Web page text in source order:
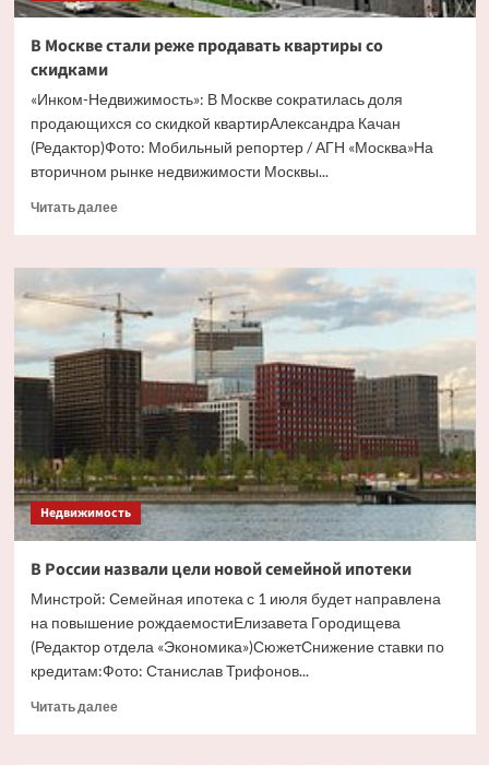
В Москве стали реже продавать квартиры со
скидками
«Инком-Недвижимость»: В Москве сократилась доля
продающихся со скидкой квартирАлександра Качан
(Редактор)Фото: Мобильный репортер / АГН «Москва»На
вторичном рынке недвижимости Москвы...
Читать далееПрочитать
В
Москве
стали
реже
продавать
квартиры
со
скидками
Недвижимость
В России назвали цели новой семейной ипотеки
Минстрой: Семейная ипотека с 1 июля будет направлена
на повышение рождаемостиЕлизавета Городищева
(Редактор отдела «Экономика»)СюжетСнижение ставки по
кредитам:Фото: Станислав Трифонов...
Читать далееПрочитать